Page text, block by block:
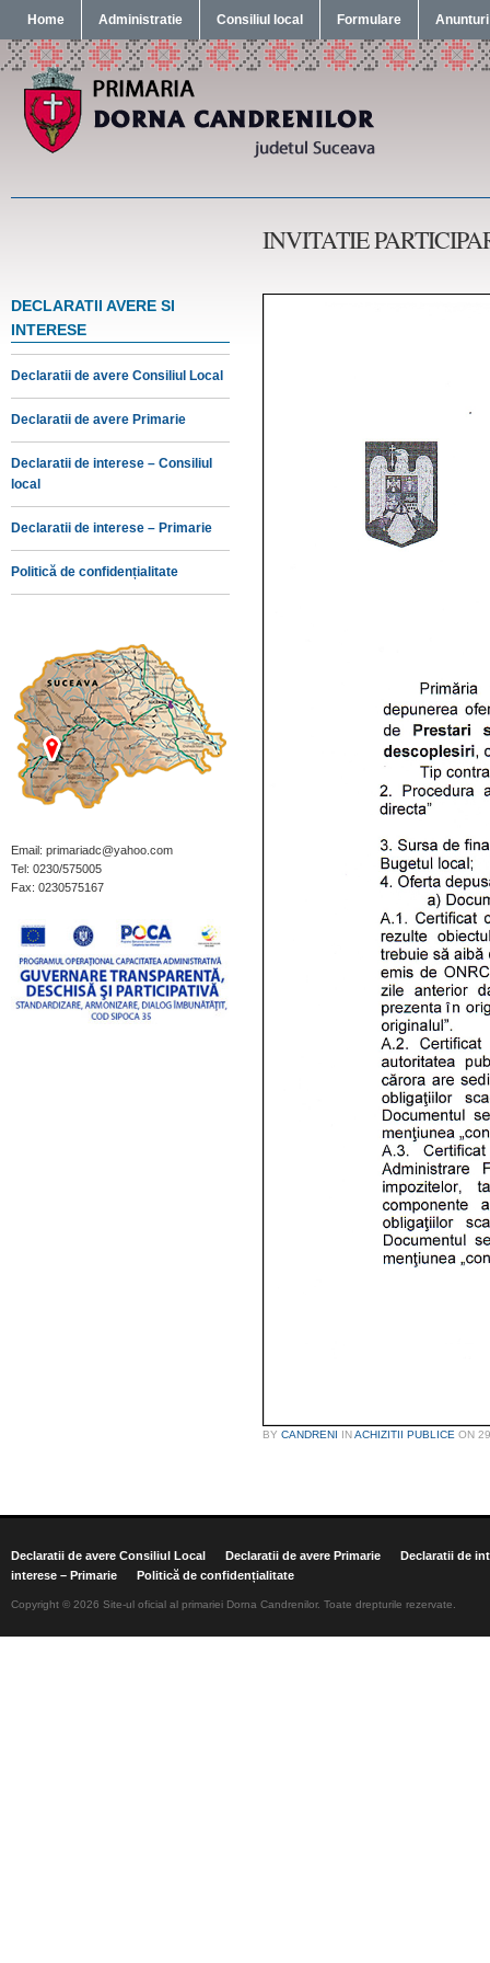
Home Administratie Consiliul local Formulare Anunturi
INVITATIE
DECLARATII AVERE SI
INTERESE
Declaratii de avere Consiliul Local
Declaratii de avere Primarie
Declaratii de interese – Consiliul
local
Declaratii de interese – Primarie
Politică de confidențialitate
Email: primariadc@yahoo.com
Tel: 0230/575005
Fax: 0230575167
BY CANDRENI INACHIZITII PUBLICE ON
Declaratii de avere Consiliul Local Declaratii de avere Primarie
Declaratii de
interese – Primarie
Politică de confidențialitate
Copyright © 2026 Site-ul oficial al primariei Dorna Candrenilor. Toate drepturile rezervate.